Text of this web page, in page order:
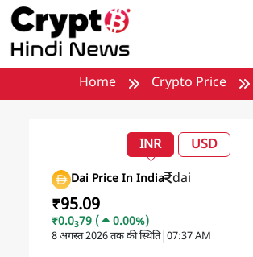
मुख्य सामग्री पर जाएँ
Home Crypto Price
INR USD
Dai Price In India dai
₹95.09
₹0.0379 ( 0.00%)
8 अगस्त 2026तक की स्थिति 07:37 AM